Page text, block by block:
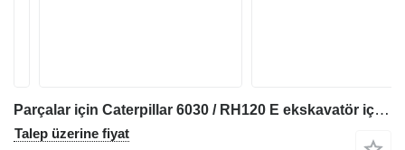
Parçalar için Caterpillar 6030 / RH120 E ekskavatör için Caterpillar BOOM / STICK / BUCKET 464-0779 hidrolik silindir
Talep üzerine fiyat